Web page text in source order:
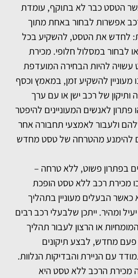
הטסט כבר לא בתוקף, עומדת
אפשרות לבחור באחת מתוך
לחדש את הטסט, להשקיע בכל
לבחור במסלול חלופי. מכירת
להיות הבחירה המועדפת
מעוניין להשקיע זמן, במאמץ וכסף
ותיקון של רכב ישן או עם ערך
פתרון לאנשים המעוניינים להיפטר
ולעבור לאמצעי תחבורה אחר
להימנע מהטרחה של טסט מחדש
בפתרון פשוט, ללא טרחה –
מכירת רכב ללא טסט הופכת
כאשר הבעלים מעוניין בתהליך
ומהיר. ייתכן שלבעלי רכב רבים
או הרצון לעבור תהליך
מחדש, לבצע תיקונים
עם הניירת והבדיקות הנלוות.
מכירת הרכב ללא טסט היא